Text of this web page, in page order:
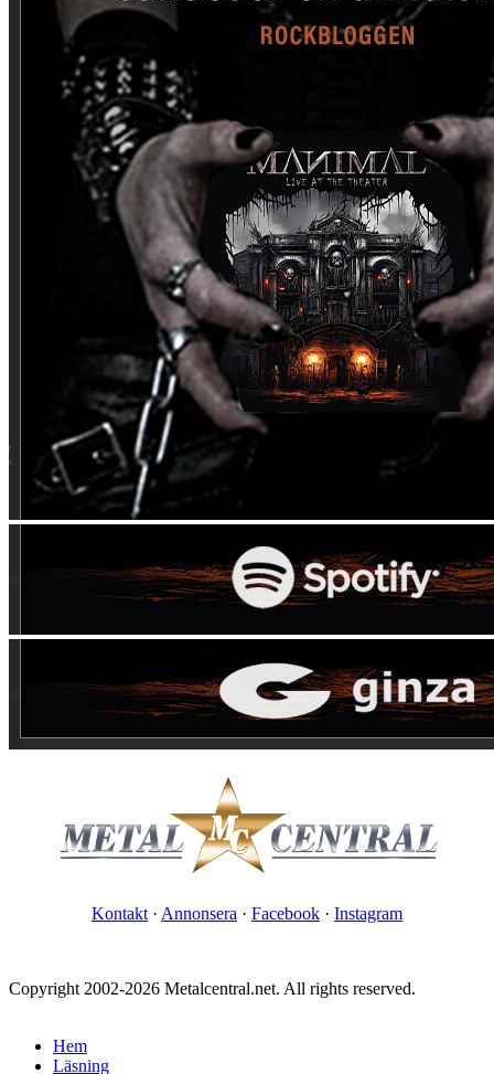
Kontakt · Annonsera · Facebook · Instagram
Copyright 2002-2026 Metalcentral.net. All rights reserved.
Hem
Läsning